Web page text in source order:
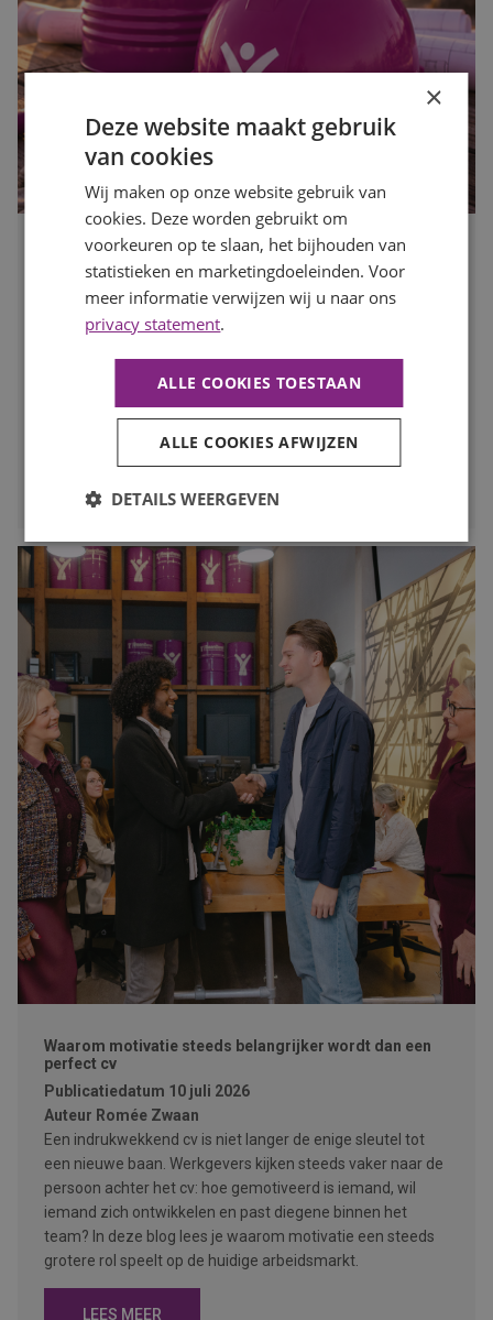
Waarom de bouwvak hét moment is om op zoek te gaan
naar een nieuwe baan
Publicatiedatum27 juli 2026
AuteurMayra Wokke
deze blog lees je waarom.
Waarom motivatie steeds belangrijker wordt dan een
perfect cv
Publicatiedatum 10 juli 2026
Auteur Romée Zwaan
Een indrukwekkend cv is niet langer de enige sleutel tot
een nieuwe baan. Werkgevers kijken steeds vaker naar de
persoon achter het cv: hoe gemotiveerd is iemand, wil
iemand zich ontwikkelen en past diegene binnen het
team? In deze blog lees je waarom motivatie een steeds
grotere rol speelt op de huidige arbeidsmarkt.
LEES MEER
×
Deze website maakt gebruik
van cookies
Wij maken op onze website gebruik van
cookies. Deze worden gebruikt om
voorkeuren op te slaan, het bijhouden van
statistieken en marketingdoeleinden. Voor
meer informatie verwijzen wij u naar ons
privacy statement.
ALLE COOKIES TOESTAAN
ALLE COOKIES AFWIJZEN
DETAILS WEERGEVEN